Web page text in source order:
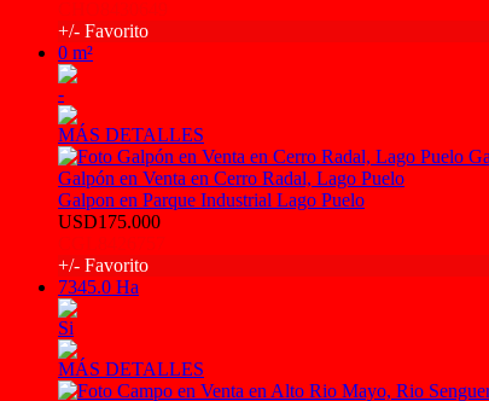
+/- Favorito
0 m²
-
MÁS DETALLES
Galpón en Venta en Cerro Radal, Lago Puelo
Galpon en Parque Industrial Lago Puelo
USD175.000
+/- Favorito
7345.0 Ha
Si
MÁS DETALLES